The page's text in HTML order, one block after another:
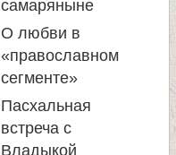
и
с
к
самаряныне
О любви в
«православном
сегменте»
Пасхальная
встреча с
Владыкой